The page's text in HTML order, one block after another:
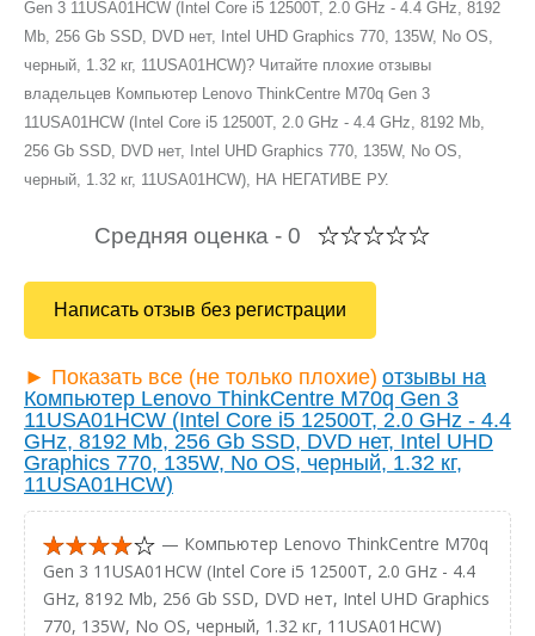
Gen 3 11USA01HCW (Intel Core i5 12500T, 2.0 GHz - 4.4 GHz, 8192
Mb, 256 Gb SSD, DVD нет, Intel UHD Graphics 770, 135W, No OS,
черный, 1.32 кг, 11USA01HCW)? Читайте плохие отзывы
владельцев Компьютер Lenovo ThinkCentre M70q Gen 3
11USA01HCW (Intel Core i5 12500T, 2.0 GHz - 4.4 GHz, 8192 Mb,
256 Gb SSD, DVD нет, Intel UHD Graphics 770, 135W, No OS,
черный, 1.32 кг, 11USA01HCW), НА НЕГАТИВЕ РУ.
Средняя оценка - 0
Написать отзыв без регистрации
► Показать все (не только плохие) отзывы на
Компьютер Lenovo ThinkCentre M70q Gen 3
11USA01HCW (Intel Core i5 12500T, 2.0 GHz - 4.4
GHz, 8192 Mb, 256 Gb SSD, DVD нет, Intel UHD
Graphics 770, 135W, No OS, черный, 1.32 кг,
11USA01HCW)
— Компьютер Lenovo ThinkCentre M70q
Gen 3 11USA01HCW (Intel Core i5 12500T, 2.0 GHz - 4.4
GHz, 8192 Mb, 256 Gb SSD, DVD нет, Intel UHD Graphics
770, 135W, No OS, черный, 1.32 кг, 11USA01HCW)